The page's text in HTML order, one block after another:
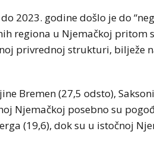
2023. godine došlo je do
regiona u Njemačkoj pritom
privrednoj strukturi, bilježe
Bremen (27,5 odsto),
Njemačkoj posebno su
(19,6), dok su u istočnoj